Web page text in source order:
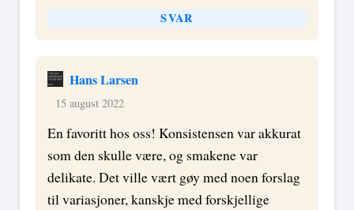
SVAR
Hans Larsen
15 august 2022
En favoritt hos oss! Konsistensen var akkurat
som den skulle være, og smakene var
delikate. Det ville vært gøy med noen forslag
til variasjoner, kanskje med forskjellige